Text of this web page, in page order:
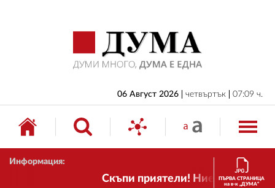
06 Август 2026 четвъртък 07:09 ч.
Информация:
Скъпи приятели! Ние пак сме тук!
ПЪРВА СТРАНИЦА
на в-к „ДУМА“
БЪЛГАРИЯ
ИКОНОМИКА
ИЗБОРИ
СВЯТ